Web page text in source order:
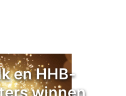
en HHB-
winnen